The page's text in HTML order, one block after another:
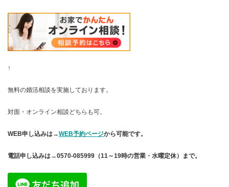
↑
無料の婚活相談を実施しております。
対面・オンライン相談どちらも可。
WEB申し込みは→WEB予約ページから可能です。
電話申し込みは→0570-085999（11～19時の営業・水曜定休）まで。